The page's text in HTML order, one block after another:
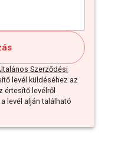
Szerződési
levél küldéséhez az
értesítő levélről
levél alján található